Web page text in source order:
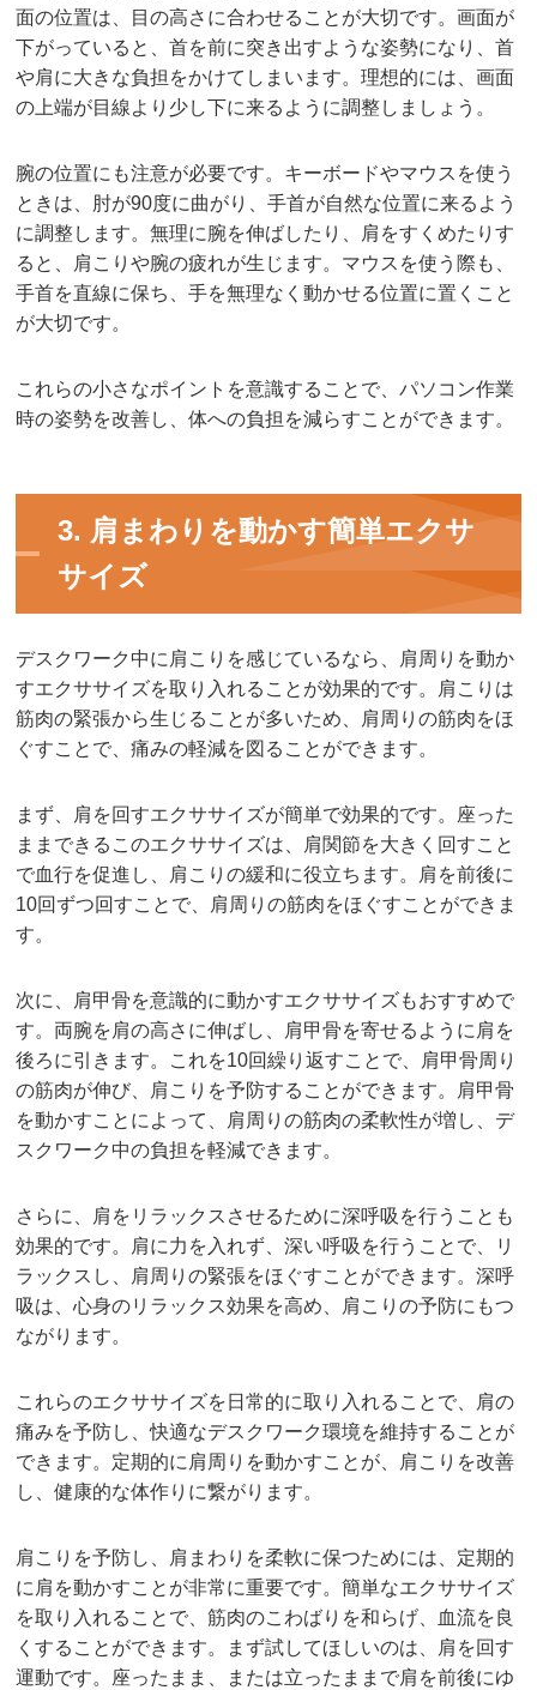
面の位置は、目の高さに合わせることが大切です。画面が
下がっていると、首を前に突き出すような姿勢になり、首
や肩に大きな負担をかけてしまいます。理想的には、画面
の上端が目線より少し下に来るように調整しましょう。
腕の位置にも注意が必要です。キーボードやマウスを使う
ときは、肘が90度に曲がり、手首が自然な位置に来るよう
に調整します。無理に腕を伸ばしたり、肩をすくめたりす
ると、肩こりや腕の疲れが生じます。マウスを使う際も、
手首を直線に保ち、手を無理なく動かせる位置に置くこと
が大切です。
これらの小さなポイントを意識することで、パソコン作業
時の姿勢を改善し、体への負担を減らすことができます。
3. 肩まわりを動かす簡単エクサ
サイズ
デスクワーク中に肩こりを感じているなら、肩周りを動か
すエクササイズを取り入れることが効果的です。肩こりは
筋肉の緊張から生じることが多いため、肩周りの筋肉をほ
ぐすことで、痛みの軽減を図ることができます。
まず、肩を回すエクササイズが簡単で効果的です。座った
ままできるこのエクササイズは、肩関節を大きく回すこと
で血行を促進し、肩こりの緩和に役立ちます。肩を前後に
10回ずつ回すことで、肩周りの筋肉をほぐすことができま
す。
次に、肩甲骨を意識的に動かすエクササイズもおすすめで
す。両腕を肩の高さに伸ばし、肩甲骨を寄せるように肩を
後ろに引きます。これを10回繰り返すことで、肩甲骨周り
の筋肉が伸び、肩こりを予防することができます。肩甲骨
を動かすことによって、肩周りの筋肉の柔軟性が増し、デ
スクワーク中の負担を軽減できます。
さらに、肩をリラックスさせるために深呼吸を行うことも
効果的です。肩に力を入れず、深い呼吸を行うことで、リ
ラックスし、肩周りの緊張をほぐすことができます。深呼
吸は、心身のリラックス効果を高め、肩こりの予防にもつ
ながります。
これらのエクササイズを日常的に取り入れることで、肩の
痛みを予防し、快適なデスクワーク環境を維持することが
できます。定期的に肩周りを動かすことが、肩こりを改善
し、健康的な体作りに繋がります。
肩こりを予防し、肩まわりを柔軟に保つためには、定期的
に肩を動かすことが非常に重要です。簡単なエクササイズ
を取り入れることで、筋肉のこわばりを和らげ、血流を良
くすることができます。まず試してほしいのは、肩を回す
運動です。座ったまま、または立ったままで肩を前後にゆ